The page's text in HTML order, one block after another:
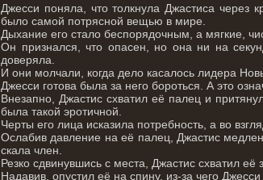
Джесси поняла, что толкнула Джастиса через
было самой потрясной вещью в мире.
Дыхание его стало беспорядочным, а мягкие,
Он признался, что опасен, но она ни на
доверяла.
И они молчали, когда дело касалось лидера
Джесси готова была за него бороться. А это
Внезапно, Джастис схватил её палец и
была такой эротичной.
Черты его лица исказила потребность, а во
Ослабив давление на её палец, Джастис
скала член.
Резко сдвинувшись с места, Джастис схватил её
Надавив, опустил её на спину, из-за чего